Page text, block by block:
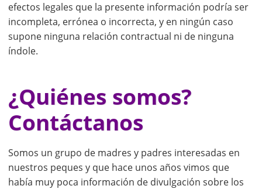
efectos legales que la presente información podría ser
incompleta, errónea o incorrecta, y en ningún caso
supone ninguna relación contractual ni de ninguna
índole.
¿Quiénes somos?
Contáctanos
Somos un grupo de madres y padres interesadas en
nuestros peques y que hace unos años vimos que
había muy poca información de divulgación sobre los